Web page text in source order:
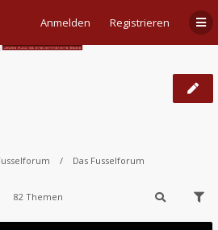
Anmelden Registrieren
Das Fusselforum
82 Themen